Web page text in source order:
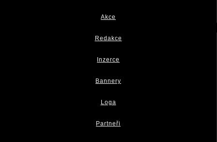
Akce
Redakce
Inzerce
Bannery
Loga
Partneři